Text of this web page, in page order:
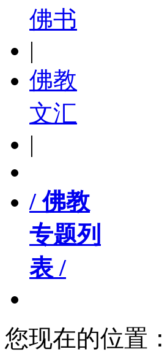
佛书
|
佛教
文汇
|
/ 佛教
专题列
表 /
您现在的位置：